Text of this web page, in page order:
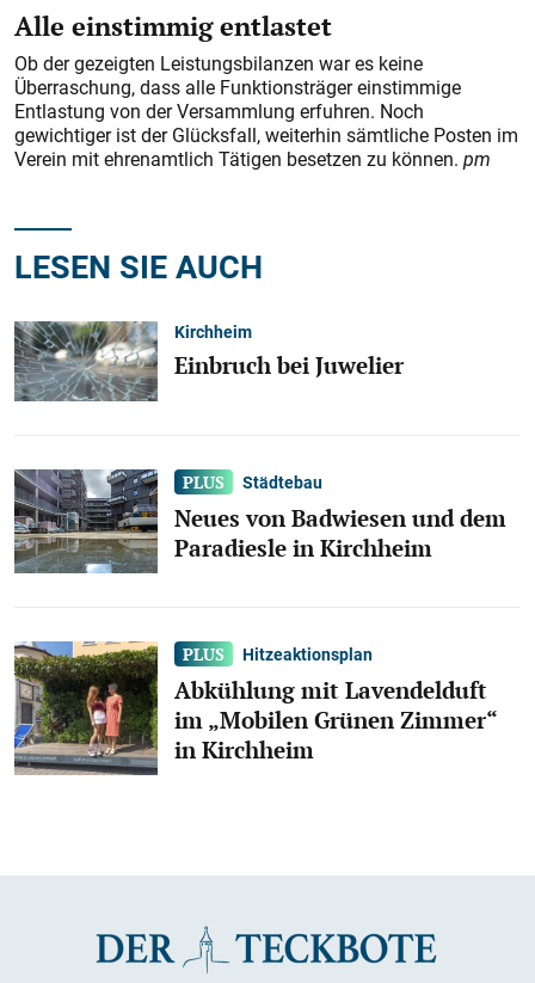
Alle einstimmig entlastet
Ob der gezeigten Leistungsbilanzen war es keine
Überraschung, dass alle Funktionsträger einstimmige
Entlastung von der Versammlung erfuhren. Noch
gewichtiger ist der Glücksfall, weiterhin sämtliche Posten im
Verein mit ehrenamtlich Tätigen besetzen zu können. pm
LESEN SIE AUCH
Kirchheim
Einbruch bei Juwelier
Städtebau
Neues von Badwiesen und dem
Paradiesle in Kirchheim
Hitzeaktionsplan
Abkühlung mit Lavendelduft
im „Mobilen Grünen Zimmer“
in Kirchheim